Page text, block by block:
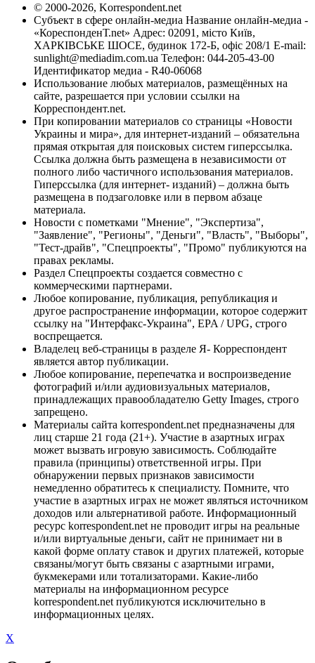
© 2000-2026, Korrespondent.net
Субъект в сфере онлайн-медиа Название онлайн-медиа -
«КореспонденТ.net» Адрес: 02091, місто Київ,
ХАРКІВСЬКЕ ШОСЕ, будинок 172-Б, офіс 208/1 E-mail:
sunlight@mediadim.com.ua Телефон: 044-205-43-00
Идентификатор медиа - R40-06068
Использование любых материалов, размещённых на
сайте, разрешается при условии ссылки на
Корреспондент.net.
При копировании материалов со страницы «Новости
Украины и мира», для интернет-изданий – обязательна
прямая открытая для поисковых систем гиперссылка.
Ссылка должна быть размещена в независимости от
полного либо частичного использования материалов.
Гиперссылка (для интернет- изданий) – должна быть
размещена в подзаголовке или в первом абзаце
материала.
Новости с пометками "Мнение", "Экспертиза",
"Заявление", "Регионы", "Деньги", "Власть", "Выборы",
"Тест-драйв", "Спецпроекты", "Промо" публикуются на
правах рекламы.
Раздел Спецпроекты создается совместно с
коммерческими партнерами.
Любое копирование, публикация, републикация и
другое распространение информации, которое содержит
ссылку на "Интерфакс-Украина", EPA / UPG, строго
воспрещается.
Владелец веб-страницы в разделе Я- Корреспондент
является автор публикации.
Любое копирование, перепечатка и воспроизведение
фотографий и/или аудиовизуальных материалов,
принадлежащих правообладателю Getty Images, строго
запрещено.
Материалы сайта korrespondent.net предназначены для
лиц старше 21 года (21+). Участие в азартных играх
может вызвать игровую зависимость. Соблюдайте
правила (принципы) ответственной игры. При
обнаружении первых признаков зависимости
немедленно обратитесь к специалисту. Помните, что
участие в азартных играх не может являться источником
доходов или альтернативой работе. Информационный
ресурс korrespondent.net не проводит игры на реальные
и/или виртуальные деньги, сайт не принимает ни в
какой форме оплату ставок и других платежей, которые
связаны/могут быть связаны с азартными играми,
букмекерами или тотализаторами. Какие-либо
материалы на информационном ресурсе
korrespondent.net публикуются исключительно в
информационных целях.
X